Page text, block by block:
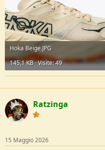
Hoka Beige.JPG
145,1 KB · Visite: 49
Ratzinga
15 Maggio 2026